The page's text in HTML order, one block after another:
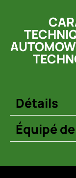
Détails
Équipé